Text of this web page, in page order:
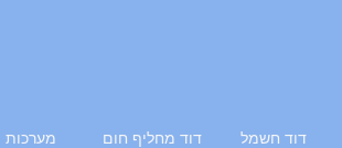
דוד חשמל דוד מחליף חום
מערכות